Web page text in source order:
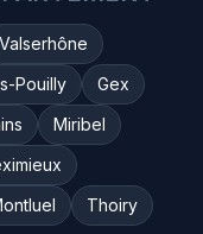
Valserhône
Pouilly
Gex
Miribel
Thoiry